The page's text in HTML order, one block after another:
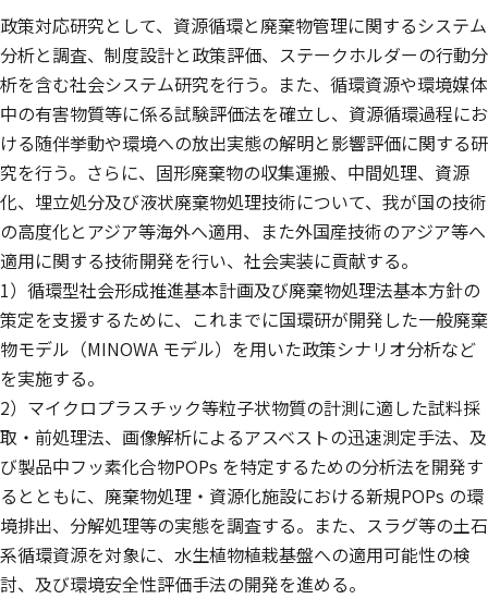
政策対応研究として、資源循環と廃棄物管理に関するシステム
分析と調査、制度設計と政策評価、ステークホルダーの行動分
析を含む社会システム研究を行う。また、循環資源や環境媒体
中の有害物質等に係る試験評価法を確立し、資源循環過程にお
ける随伴挙動や環境への放出実態の解明と影響評価に関する研
究を行う。さらに、固形廃棄物の収集運搬、中間処理、資源
化、埋立処分及び液状廃棄物処理技術について、我が国の技術
の高度化とアジア等海外へ適用、また外国産技術のアジア等へ
適用に関する技術開発を行い、社会実装に貢献する。
1）循環型社会形成推進基本計画及び廃棄物処理法基本方針の
策定を支援するために、これまでに国環研が開発した一般廃棄
物モデル（MINOWA モデル）を用いた政策シナリオ分析など
を実施する。
2）マイクロプラスチック等粒子状物質の計測に適した試料採
取・前処理法、画像解析によるアスベストの迅速測定手法、及
び製品中フッ素化合物POPs を特定するための分析法を開発す
るとともに、廃棄物処理・資源化施設における新規POPs の環
境排出、分解処理等の実態を調査する。また、スラグ等の土石
系循環資源を対象に、水生植物植栽基盤への適用可能性の検
討、及び環境安全性評価手法の開発を進める。